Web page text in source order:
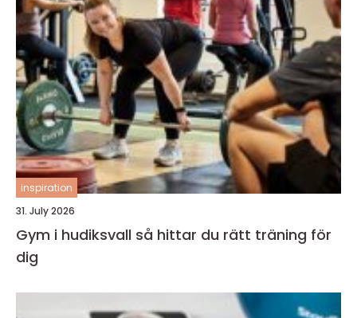
inspiration
31. July 2026
Gym i hudiksvall så hittar du rätt träning för
dig